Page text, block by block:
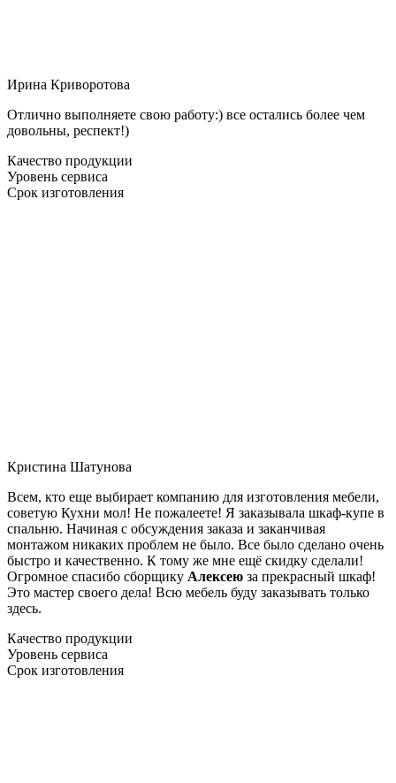
Ирина Криворотова
Отлично выполняете свою работу:) все остались более чем
довольны, респект!)
Качество продукции
Уровень сервиса
Срок изготовления
Кристина Шатунова
Всем, кто еще выбирает компанию для изготовления мебели,
советую Кухни мол! Не пожалеете! Я заказывала шкаф-купе в
спальню. Начиная с обсуждения заказа и заканчивая
монтажом никаких проблем не было. Все было сделано очень
быстро и качественно. К тому же мне ещё скидку сделали!
Огромное спасибо сборщику Алексею за прекрасный шкаф!
Это мастер своего дела! Всю мебель буду заказывать только
здесь.
Качество продукции
Уровень сервиса
Срок изготовления